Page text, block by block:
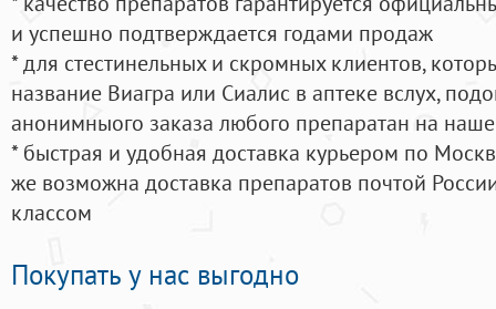
и успешно подтверждается годами продаж
* для стестинельных и скромных клиентов,
название Виагра или Сиалис в аптеке вслух,
анонимныого заказа любого препаратан на
* быстрая и удобная доставка курьером по
же возможна доставка препаратов почтой
классом
Покупать у нас выгодно